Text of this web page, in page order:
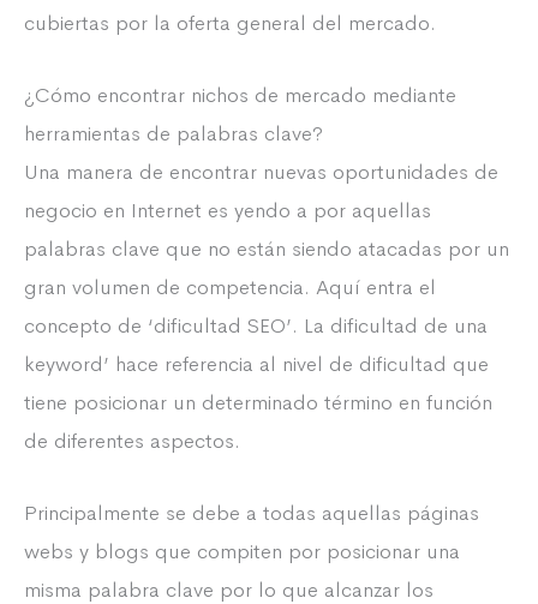
cubiertas por la oferta general del mercado.
¿Cómo encontrar nichos de mercado mediante
herramientas de palabras clave?
Una manera de encontrar nuevas oportunidades de
negocio en Internet es yendo a por aquellas
palabras clave que no están siendo atacadas por un
gran volumen de competencia. Aquí entra el
concepto de ‘dificultad SEO’. La dificultad de una
keyword’ hace referencia al nivel de dificultad que
tiene posicionar un determinado término en función
de diferentes aspectos.
Principalmente se debe a todas aquellas páginas
webs y blogs que compiten por posicionar una
misma palabra clave por lo que alcanzar los